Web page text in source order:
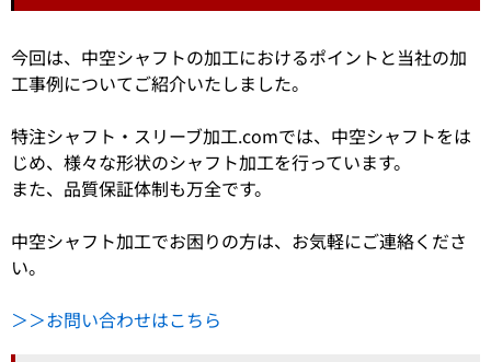
今回は、中空シャフトの加工におけるポイントと当社の加
工事例についてご紹介いたしました。
特注シャフト・スリーブ加工.comでは、中空シャフトをは
じめ、様々な形状のシャフト加工を行っています。
また、品質保証体制も万全です。
中空シャフト加工でお困りの方は、お気軽にご連絡くださ
い。
＞＞お問い合わせはこちら